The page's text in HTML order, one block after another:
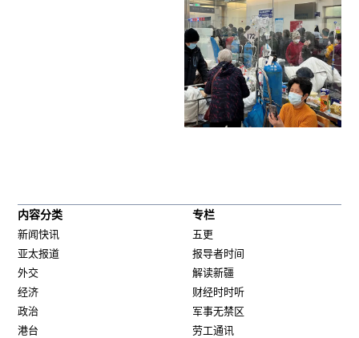
内容分类
新闻快讯
亚太报道
外交
经济
政治
港台
专栏
五更
报导者时间
解读新疆
财经时时听
军事无禁区
劳工通讯